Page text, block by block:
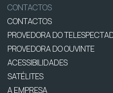
CONTACTOS
CONTACTOS
PROVEDORA DO
PROVEDORA DO OUVINTE
ACESSIBILIDADES
SATÉLITES
A EMPRESA